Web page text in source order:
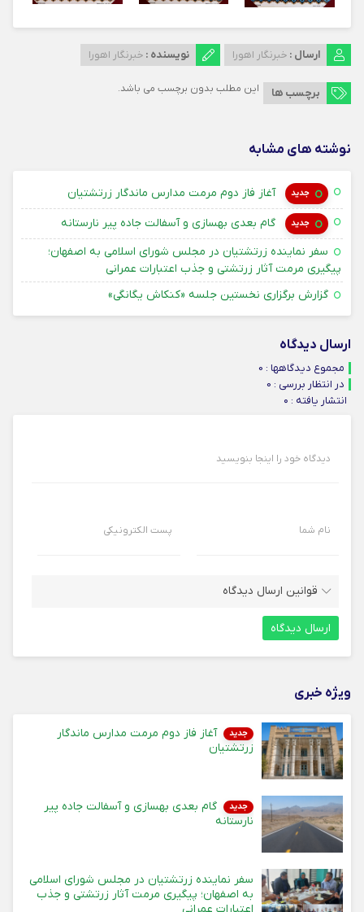
ارسال : خبرنگار اهورا نویسنده : خبرنگار اهورا
برچسب ها این مطلب بدون برچسب می باشد.
نوشته های مشابه
جدید آغاز فاز دوم مرمت مدارس ماندگار زرتشتیان
جدید گام بعدی بهسازی و آسفالت جاده پیر نارستانه
سفر نماینده زرتشتیان در مجلس شورای اسلامی به اصفهان؛
پیگیری مرمت آثار زرتشتی و جذب اعتبارات عمرانی
گزارش برگزاری نخستین جلسه «کنکاش یگانگی»
ارسال دیدگاه
مجموع دیدگاهها : 0
در انتظار بررسی : 0
انتشار یافته : ۰
دیدگاه خود را اینجا بنویسید
نام شما پست الکترونیکی
قوانین ارسال دیدگاه
ویژه خبری
جدید
آغاز فاز دوم مرمت مدارس ماندگار
زرتشتیان
جدید
گام بعدی بهسازی و آسفالت جاده پیر
نارستانه
سفر نماینده زرتشتیان در مجلس شورای اسلامی
به اصفهان؛ پیگیری مرمت آثار زرتشتی و جذب